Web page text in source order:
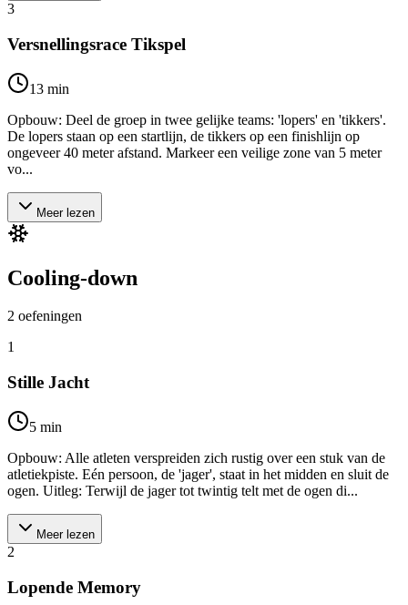
3
Versnellingsrace Tikspel
13 min
Opbouw: Deel de groep in twee gelijke teams: 'lopers' en 'tikkers'.
De lopers staan op een startlijn, de tikkers op een finishlijn op
ongeveer 40 meter afstand. Markeer een veilige zone van 5 meter
vo...
Meer lezen
Cooling-down
2 oefeningen
1
Stille Jacht
5 min
Opbouw: Alle atleten verspreiden zich rustig over een stuk van de
atletiekpiste. Eén persoon, de 'jager', staat in het midden en sluit de
ogen. Uitleg: Terwijl de jager tot twintig telt met de ogen di...
Meer lezen
2
Lopende Memory